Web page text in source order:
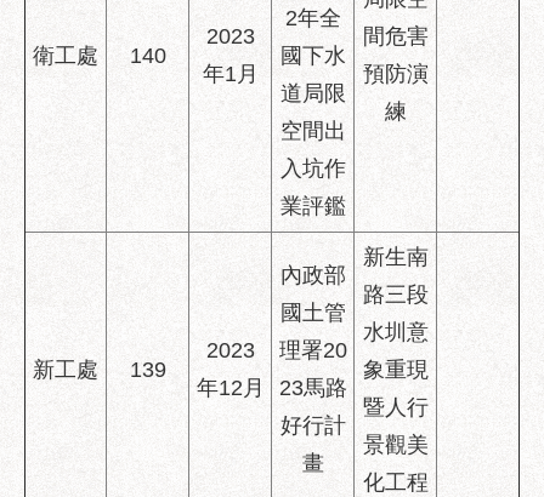
衛工處 140
2023
年1月
2年全
國下水
道局限
空間出
入坑作
業評鑑
間危害
預防演
練
新工處 139
2023
年12月
內政部
國土管
理署20
23馬路
好行計
畫
新生南
路三段
水圳意
象重現
暨人行
景觀美
化工程